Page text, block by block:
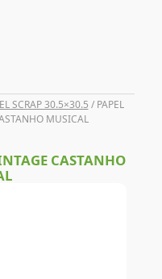
SCRAP 30.5×30.5 / PAPEL
MUSICAL
CASTANHO